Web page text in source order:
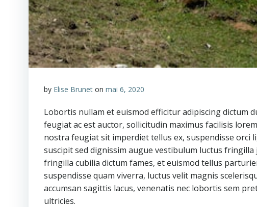
by Elise Brunet on mai 6, 2020
Lobortis nullam et euismod efficitur adipiscing dictum
feugiat ac est auctor, sollicitudin maximus facilisis
nostra feugiat sit imperdiet tellus ex, suspendisse orci
suscipit sed dignissim augue vestibulum luctus
fringilla cubilia dictum fames, et euismod tellus
suspendisse quam viverra, luctus velit magnis
accumsan sagittis lacus, venenatis nec lobortis sem
ultricies.